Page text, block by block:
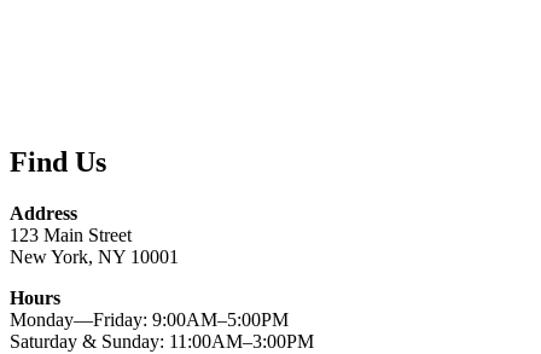
Find Us
Address
123 Main Street
New York, NY 10001
Hours
Monday—Friday: 9:00AM–5:00PM
Saturday & Sunday: 11:00AM–3:00PM